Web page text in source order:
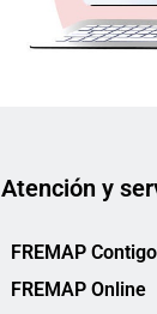
Atención y
FREMAP Contigo
FREMAP Online